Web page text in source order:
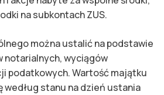
na subkontach ZUS.
można ustalić na podstawie
notarialnych, wyciągów
podatkowych. Wartość majątku
stanu na dzień ustania